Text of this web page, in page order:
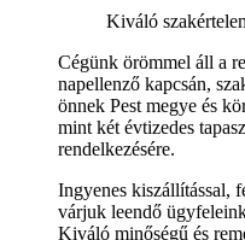
Kiváló
Cégünk örömmel áll a
napellenző kapcsán,
önnek Pest megye és
mint két évtizedes
rendelkezésére.
Ingyenes kiszállítással,
várjuk leendő
Kiváló minőségű és